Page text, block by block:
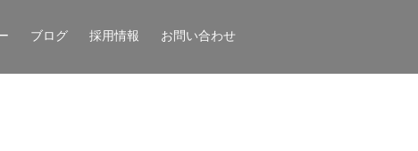
ブログ 採用情報 お問い合わせ